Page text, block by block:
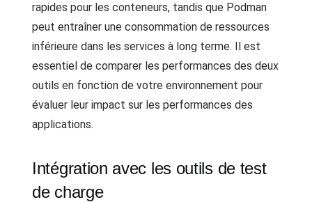
rapides pour les conteneurs, tandis que Podman
peut entraîner une consommation de ressources
inférieure dans les services à long terme. Il est
essentiel de comparer les performances des deux
outils en fonction de votre environnement pour
évaluer leur impact sur les performances des
applications.
Intégration avec les outils de test
de charge